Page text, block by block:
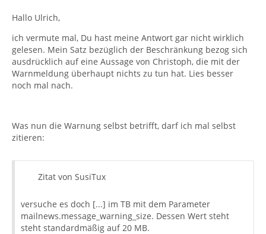
Hallo Ulrich,
ich vermute mal, Du hast meine Antwort gar nicht wirklich
gelesen. Mein Satz bezüglich der Beschränkung bezog sich
ausdrücklich auf eine Aussage von Christoph, die mit der
Warnmeldung überhaupt nichts zu tun hat. Lies besser
noch mal nach.
Was nun die Warnung selbst betrifft, darf ich mal selbst
zitieren:
Zitat von SusiTux
versuche es doch [...] im TB mit dem Parameter
mailnews.message_warning_size. Dessen Wert steht
steht standardmäßig auf 20 MB.